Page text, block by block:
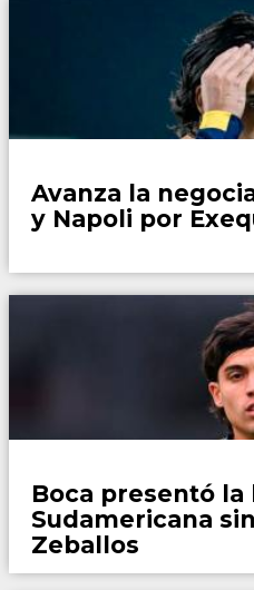
Avanza la
y Napoli por
Boca presentó la
Sudamericana
Zeballos